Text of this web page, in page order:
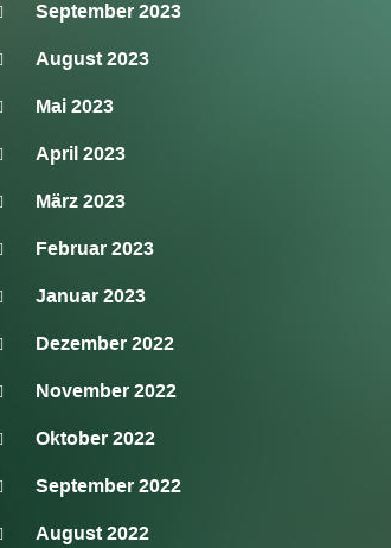
September 2023
August 2023
Mai 2023
April 2023
März 2023
Februar 2023
Januar 2023
Dezember 2022
November 2022
Oktober 2022
September 2022
August 2022